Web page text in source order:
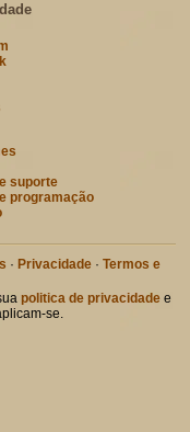
suporte
programação
· Privacidade ·Termos e
politica de privacidade e
se.